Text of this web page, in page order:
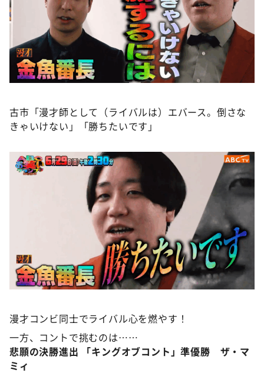
古市「漫才師として（ライバルは）エバース。倒さな
きゃいけない」「勝ちたいです」
漫才コンビ同士でライバル心を燃やす！
一方、コントで挑むのは……
悲願の決勝進出 「キングオブコント」準優勝 ザ・マ
ミィ